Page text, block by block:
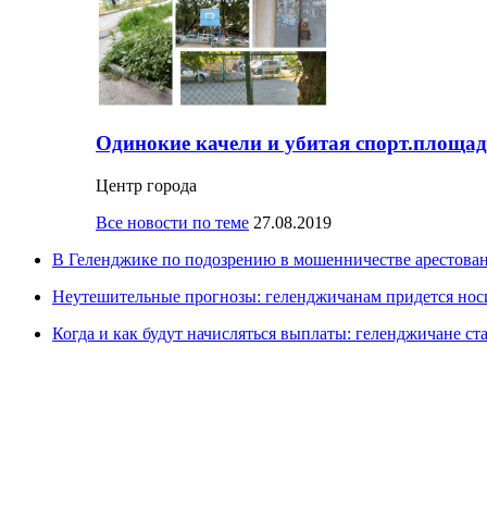
Одинокие качели и убитая
Центр города
Все новости по теме 27.08.2019
В Геленджике по подозрению в мошенничестве
Неутешительные прогнозы: геленджичанам придется
Когда и как будут начисляться выплаты: геленджичане